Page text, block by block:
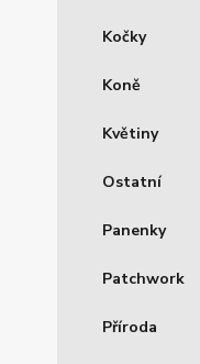
Kočky
Koně
Květiny
Ostatní
Panenky
Patchwork
Příroda